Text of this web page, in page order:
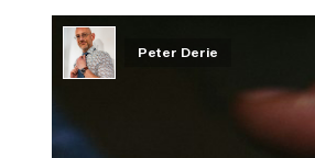
Peter Derie